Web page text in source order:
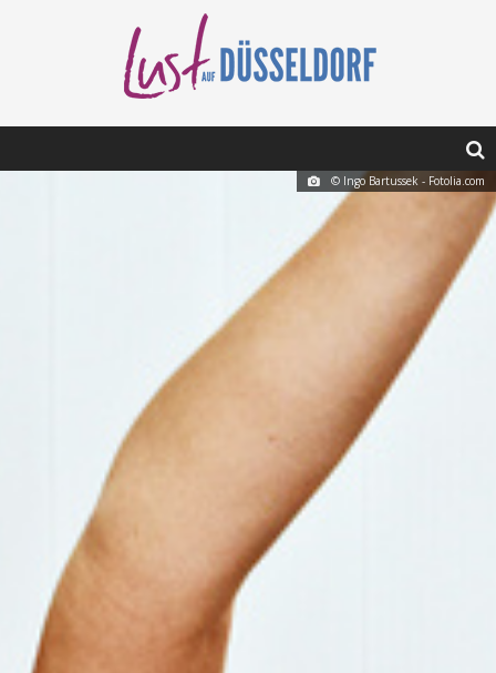
© Ingo Bartussek - Fotolia.com